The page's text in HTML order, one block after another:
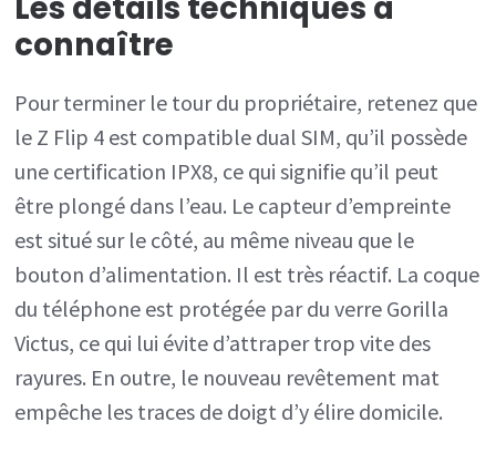
connaître
Pour terminer le tour du propriétaire, retenez que
le Z Flip 4 est compatible dual SIM, qu’il possède
une certification IPX8, ce qui signifie qu’il peut
être plongé dans l’eau. Le capteur d’empreinte
est situé sur le côté, au même niveau que le
bouton d’alimentation. Il est très réactif. La coque
du téléphone est protégée par du verre Gorilla
Victus, ce qui lui évite d’attraper trop vite des
rayures. En outre, le nouveau revêtement mat
empêche les traces de doigt d’y élire domicile.